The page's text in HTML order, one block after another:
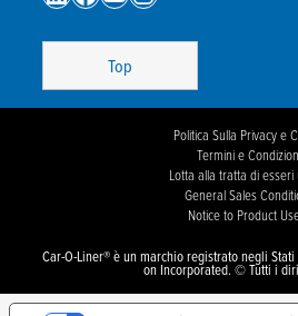
Top
Politica Sulla Privacy e
Termini e
Lotta alla tratta di esseri
General Sales
Notice to Product
Car-O-Liner® è un marchio registrato negli
on Incorporated. © Tutti i